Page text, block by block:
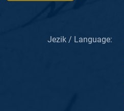
Jezik / Language: